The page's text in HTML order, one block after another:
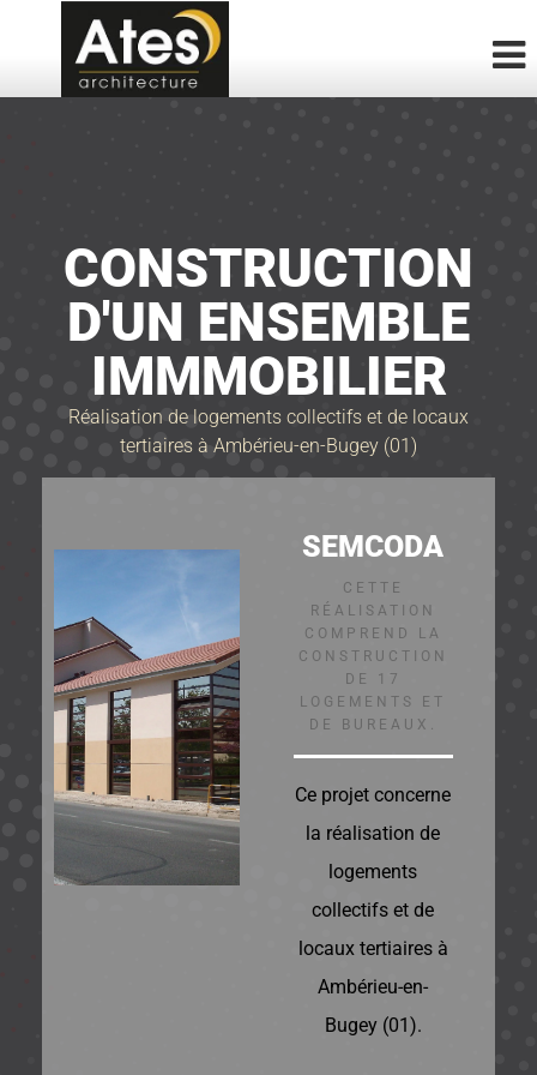
CONSTRUCTION
D'UN ENSEMBLE
IMMMOBILIER
Réalisation de logements collectifs et de locaux
tertiaires à Ambérieu-en-Bugey (01)
SEMCODA
CETTE
RÉALISATION
COMPREND LA
CONSTRUCTION
DE 17
LOGEMENTS ET
DE BUREAUX.
Ce projet concerne
la réalisation de
logements
collectifs et de
locaux tertiaires à
Ambérieu-en-
Bugey (01).